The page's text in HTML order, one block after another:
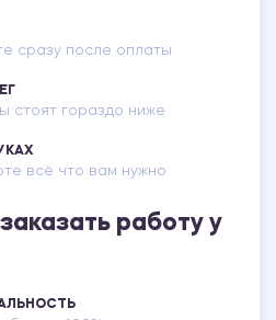
сразу после оплаты
стоят гораздо ниже
всё что вам нужно
работу у